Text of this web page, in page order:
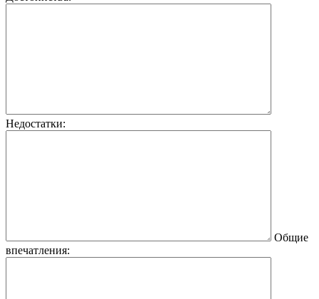
Недостатки:
Общие
впечатления: